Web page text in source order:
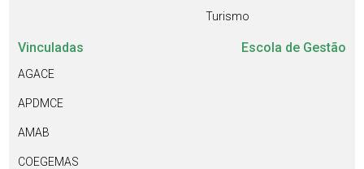
Turismo
Vinculadas
AGACE
APDMCE
AMAB
COEGEMAS
Escola de Gestão